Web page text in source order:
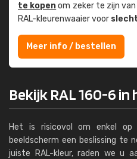
te kopenom zeker te zijn
RAL-kleuren­waaier voor
Meer info / bestellen
Bekijk RAL 160-6
Het is risicovol om enkel
beeldscherm een beslissing te
juiste RAL-kleur, raden we u